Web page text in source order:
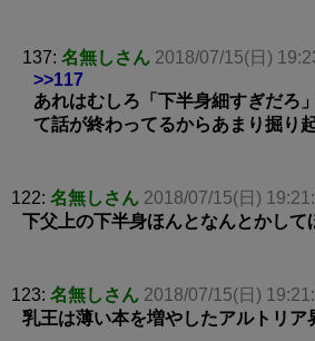
137: 名無しさん 2018/07/15(日)
>>117
あれはむしろ「下半身細すぎだろ
て話が終わってるからあまり掘り
122: 名無しさん 2018/07/15(日)
下父上の下半身ほんとなんとかして
123: 名無しさん 2018/07/15(日)
乳王は薄い本を増やしたアルトリア